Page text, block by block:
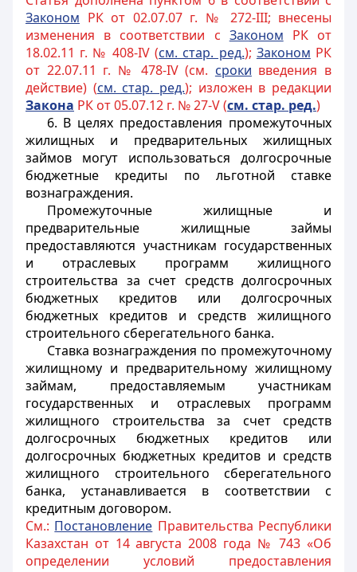
Законом РК от 02.07.07 г. № 272-III; внесены
изменения в соответствии с Законом РК от
18.02.11 г. № 408-IV (см. стар. ред.); Законом РК
от 22.07.11 г. № 478-IV (см. сроки введения в
действие) (см. стар. ред.); изложен в редакции
Закона РК от 05.07.12 г. № 27-V (см. стар. ред.)
6. В целях предоставления промежуточных
жилищных и предварительных жилищных
займов могут использоваться долгосрочные
бюджетные кредиты по льготной ставке
вознаграждения.
Промежуточные жилищные и
предварительные жилищные займы
предоставляются участникам государственных
и отраслевых программ жилищного
строительства за счет средств долгосрочных
бюджетных кредитов или долгосрочных
бюджетных кредитов и средств жилищного
строительного сберегательного банка.
Ставка вознаграждения по промежуточному
жилищному и предварительному жилищному
займам, предоставляемым участникам
государственных и отраслевых программ
жилищного строительства за счет средств
долгосрочных бюджетных кредитов или
долгосрочных бюджетных кредитов и средств
жилищного строительного сберегательного
банка, устанавливается в соответствии с
кредитным договором.
См.: Постановление Правительства Республики
Казахстан от 14 августа 2008 года № 743 «Об
определении условий предоставления